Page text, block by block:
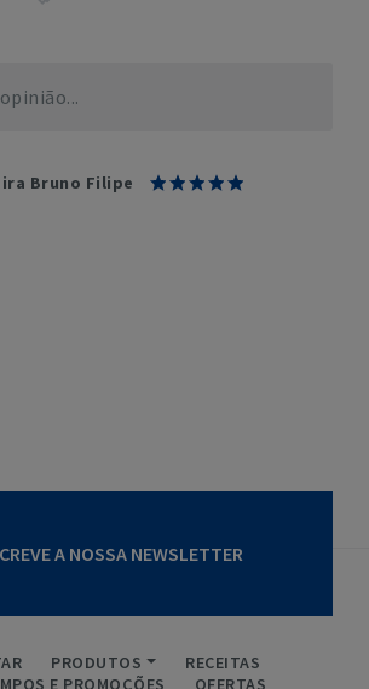
Bruno Filipe
A NOSSA NEWSLETTER
PRODUTOS
RECEITAS
E PROMOÇÕES
OFERTAS